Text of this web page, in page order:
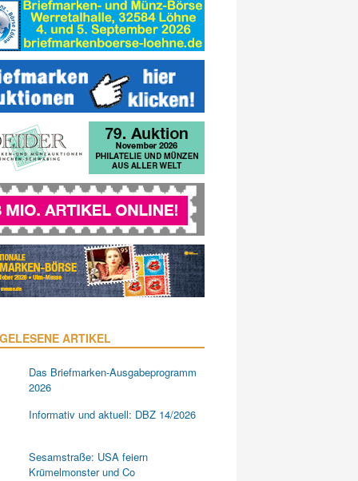
ARTIKEL
Das Briefmarken-Ausgabeprogramm
2026
Informativ und aktuell: DBZ 14/2026
Sesamstraße: USA feiern
Krümelmonster und Co